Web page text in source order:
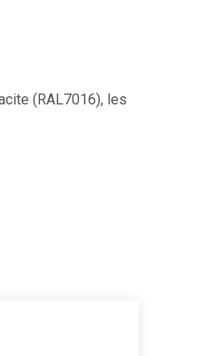
(RAL7016), les